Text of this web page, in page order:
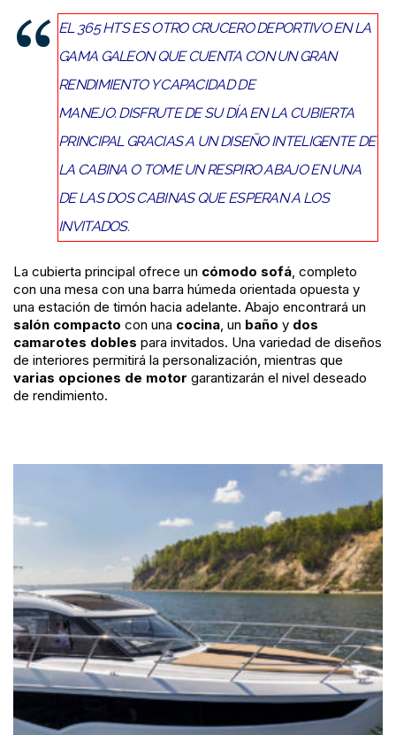
EL 365 HTS ES OTRO CRUCERO DEPORTIVO EN LA
GAMA GALEON QUE CUENTA CON UN GRAN
RENDIMIENTO Y CAPACIDAD DE
MANEJO. DISFRUTE DE SU DÍA EN LA CUBIERTA
PRINCIPAL GRACIAS A UN DISEÑO INTELIGENTE DE
LA CABINA O TOME UN RESPIRO ABAJO EN UNA
DE LAS DOS CABINAS QUE ESPERAN A LOS
INVITADOS.
La cubierta principal ofrece un cómodo sofá, completo
con una mesa con una barra húmeda orientada opuesta y
una estación de timón hacia adelante. Abajo encontrará un
salón compacto con una cocina, un baño y dos
camarotes dobles para invitados. Una variedad de diseños
de interiores permitirá la personalización, mientras que
varias opciones de motor garantizarán el nivel deseado
de rendimiento.